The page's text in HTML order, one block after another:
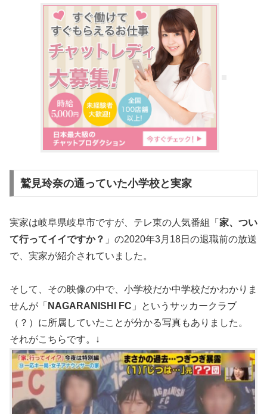
鷲見玲奈の通っていた小学校と実家
実家は岐阜県岐阜市ですが、テレ東の人気番組「 家、つい
て行ってイイですか？ 」の2020年3月18日の退職前の放送
で、実家が紹介されていました。
そして、その映像の中で、小学校だか中学校だかわかりま
せんが「 NAGARANISHI FC 」というサッカークラブ
（？）に所属していたことが分かる写真もありました。
それがこちらです。↓